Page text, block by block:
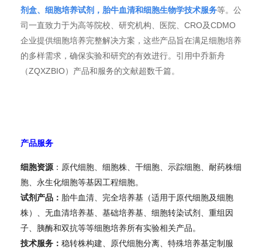
剂盒、细胞培养试剂，胎牛血清和细胞生物学技术服务等。公
司一直致力于为高等院校、研究机构、医院、CRO及CDMO
企业提供细胞培养完整解决方案，这些产品旨在满足细胞培养
的多样需求，确保实验和研究的有效进行。引用中乔新舟
（ZQXZBIO）产品和服务的文献超数千篇。
产品服务
细胞资源 ：原代细胞、细胞株、干细胞、示踪细胞、耐药株细
胞、永生化细胞等基因工程细胞。
试剂产品： 胎牛血清、完全培养基（适用于原代细胞及细胞
株）、无血清培养基、基础培养基、细胞转染试剂、重组因
子、胰酶和双抗等等细胞培养所有实验相关产品。
技术服务： 稳转株构建、原代细胞分离、特殊培养基定制服